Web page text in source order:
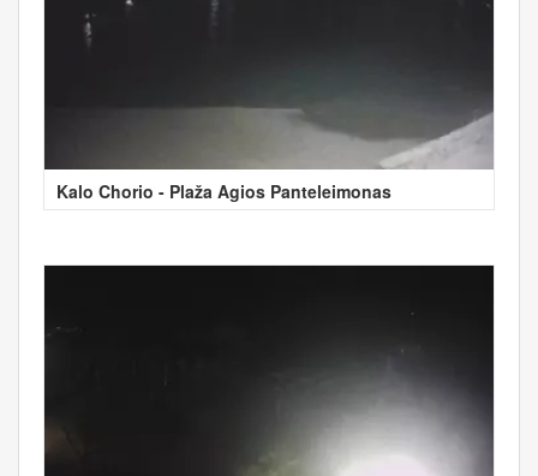
Kalo Chorio - Plaža Agios Panteleimonas